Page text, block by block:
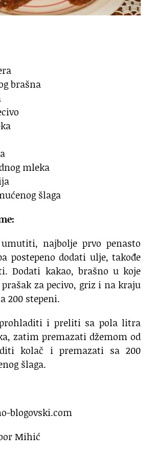
brašna
mleka
šlaga
umutiti, najbolje prvo penasto
postepeno dodati ulje, takođe
Dodati kakao, brašno u koje
za pecivo, griz i na kraju
200 stepeni.
prohladiti i preliti sa pola litra
zatim premazati džemom od
kolač i premazati sa 200
šlaga.
blogovski.com
Mihić